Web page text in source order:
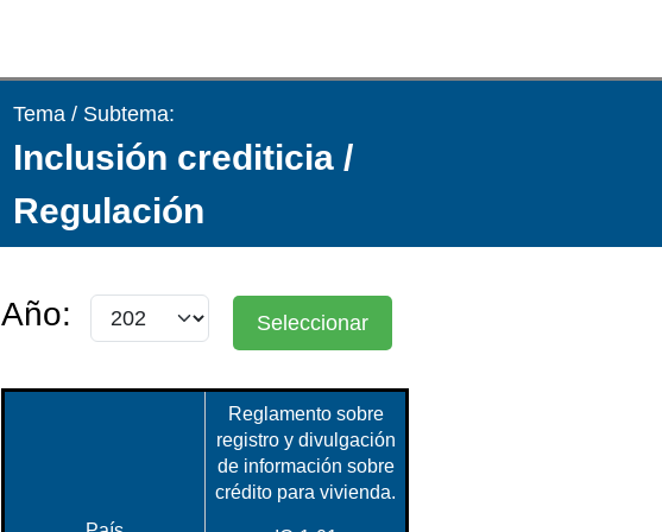
Tema / Subtema:
Inclusión crediticia /
Regulación
Año: Seleccionar
Reglamento sobre
registro y divulgación
de información sobre
crédito para vivienda.